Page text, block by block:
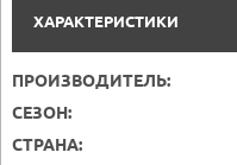
ХАРАКТЕРИСТИКИ
ПРОИЗВОДИТЕЛЬ:
СЕЗОН:
СТРАНА: